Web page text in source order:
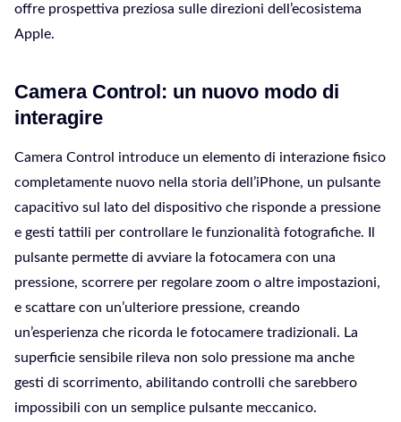
offre prospettiva preziosa sulle direzioni dell’ecosistema
Apple.
Camera Control: un nuovo modo di
interagire
Camera Control introduce un elemento di interazione fisico
completamente nuovo nella storia dell’iPhone, un pulsante
capacitivo sul lato del dispositivo che risponde a pressione
e gesti tattili per controllare le funzionalità fotografiche. Il
pulsante permette di avviare la fotocamera con una
pressione, scorrere per regolare zoom o altre impostazioni,
e scattare con un’ulteriore pressione, creando
un’esperienza che ricorda le fotocamere tradizionali. La
superficie sensibile rileva non solo pressione ma anche
gesti di scorrimento, abilitando controlli che sarebbero
impossibili con un semplice pulsante meccanico.